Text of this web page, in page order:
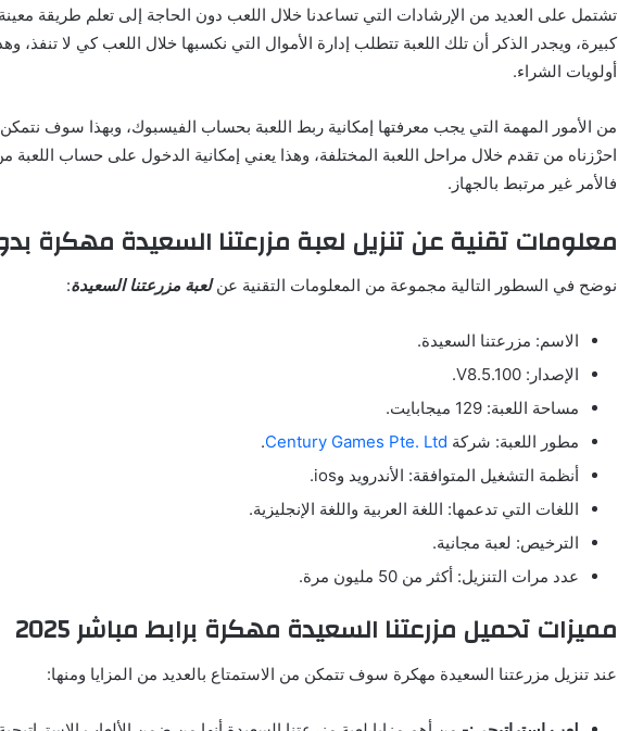
تشتمل على العديد من الإرشادات التي تساعدنا خلال اللعب دون الحاجة إلى تعلم طريقة
كبيرة، ويجدر الذكر أن تلك اللعبة تتطلب إدارة الأموال التي نكسبها خلال اللعب كي لا تنفذ،
أولويات الشراء.
من الأمور المهمة التي يجب معرفتها إمكانية ربط اللعبة بحساب الفيسبوك، وبهذا سوف
احرْزناه من تقدم خلال مراحل اللعبة المختلفة، وهذا يعني إمكانية الدخول على حساب اللعبة
فالأمر غير مرتبط بالجهاز.
معلومات تقنية عن تنزيل لعبة مزرعتنا السعيدة مهكرة
نوضح في السطور التالية مجموعة من المعلومات التقنية عنلعبة مزرعتنا السعيدة:
الاسم: مزرعتنا السعيدة.
الإصدار: V8.5.100.
مساحة اللعبة: 129 ميجابايت.
مطور اللعبة: شركة Century Games Pte. Ltd
.
أنظمة التشغيل المتوافقة: الأندرويد وios.
اللغات التي تدعمها: اللغة العربية واللغة الإنجليزية.
الترخيص: لعبة مجانية.
عدد مرات التنزيل: أكثر من 50 مليون مرة.
مميزات تحميل مزرعتنا السعيدة مهكرة برابط مباشر 2025
عند تنزيل مزرعتنا السعيدة مهكرة سوف تتمكن من الاستمتاع بالعديد من المزايا ومنها: